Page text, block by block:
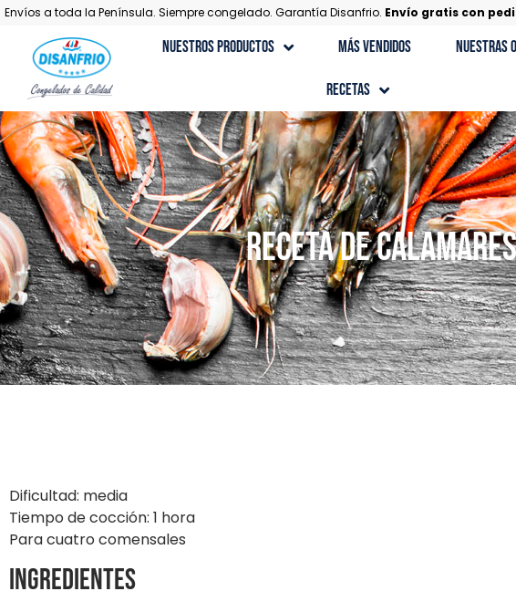
Envíos a toda la Península. Siempre congelado. Garantía Disanfrio. Envío gratis con
Nuestros Productos Más Vendidos Nuestras
Recetas
Recetas con Carne
Recetas Gourmet
Recetas con Marisco
Recetas con Pescado
Recetas de Postres
Recetas con Verduras y Ensaladas
Receta de
Dificultad: media
Tiempo de cocción: 1 hora
Para cuatro comensales
Ingredientes